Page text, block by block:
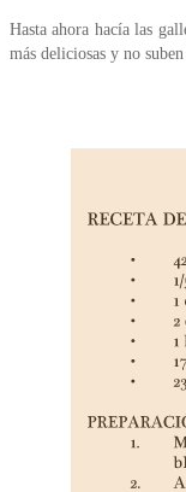
Hasta ahora hacía las
más deliciosas y no